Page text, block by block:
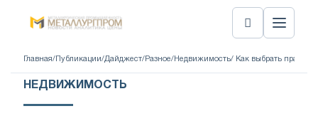
Главная/ Публикации/Дайджест/ Разное/ Недвижимость/ Как выбрать
НЕДВИЖИМОСТЬ